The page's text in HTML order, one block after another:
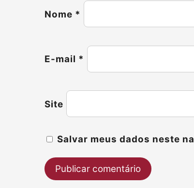
Nome *
E-mail *
Site
Salvar meus dados neste